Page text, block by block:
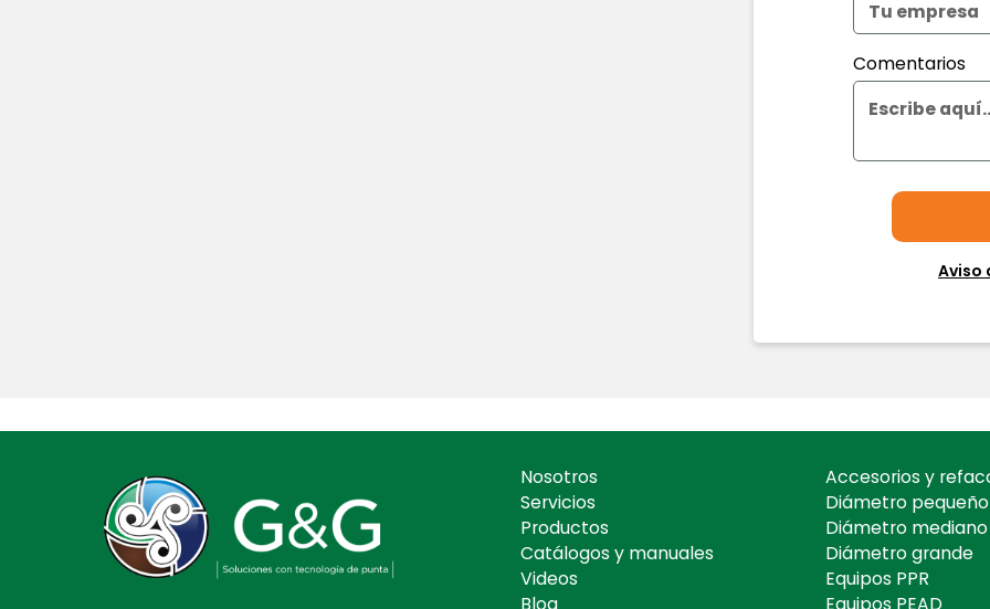
Comentarios
Aviso
Nosotros
Servicios
Productos
Catálogos y manuales
Videos
Accesorios y
Diámetro pequeño
Diámetro mediano
Diámetro grande
Equipos PPR